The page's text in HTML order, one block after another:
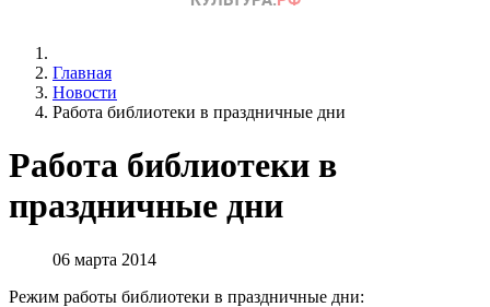
Главная
Новости
Работа библиотеки в праздничные дни
Работа библиотеки в
праздничные дни
06 марта 2014
Режим работы библиотеки в праздничные дни: